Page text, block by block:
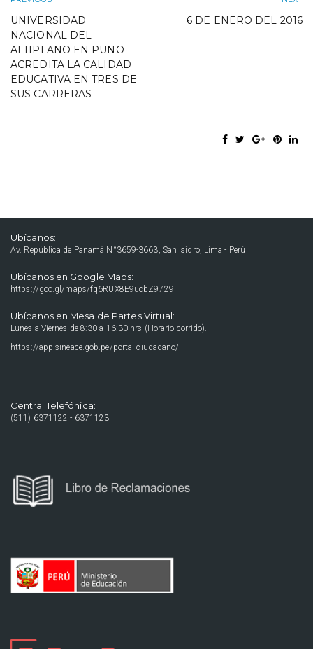
UNIVERSIDAD
NACIONAL DEL
ALTIPLANO EN PUNO
ACREDITA LA CALIDAD
EDUCATIVA EN TRES DE
SUS CARRERAS
6 DE ENERO DEL 2016
Ubícanos:
Av. República de Panamá N°3659-3663, San Isidro, Lima - Perú
Ubícanos en Google Maps:
https://goo.gl/maps/fq6RUX8E9ucbZ9729
Ubícanos en Mesa de Partes Virtual:
Lunes a Viernes de 8:30 a 16:30 hrs (Horario corrido).
https://app.sineace.gob.pe/portal-ciudadano/
Central Telefónica:
(511) 6371122 - 6371123